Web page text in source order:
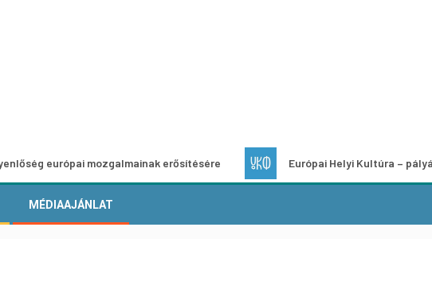
mozgalmainak erősítésére Európai Helyi Kultúra – pályázat
MÉDIAAJÁNLAT